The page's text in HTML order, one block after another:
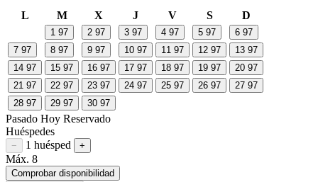
L M X J V S D
1 97 2 97 3 97 4 97 5 97 6 97
7 97 8 97 9 97 10 97 11 97 12 97 13 97
14 97 15 97 16 97 17 97 18 97 19 97 20 97
21 97 22 97 23 97 24 97 25 97 26 97 27 97
28 97 29 97 30 97
Pasado Hoy Reservado
Huéspedes
Restar huésped
− 1 huésped Sumar huésped
+
Máx. 8
Comprobar disponibilidad